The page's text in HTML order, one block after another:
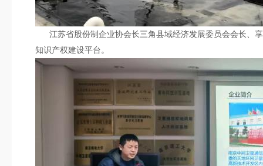
江苏省股份制企业协会长三角县域经济发展委员会会长、
知识产权建设平台。